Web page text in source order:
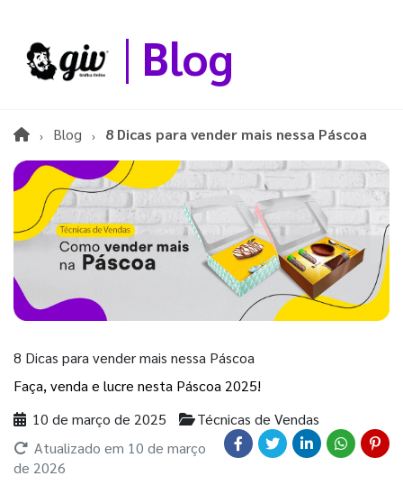
Blog
Blog 8 Dicas para vender mais nessa Páscoa
8 Dicas para vender mais nessa Páscoa
Faça, venda e lucre nesta Páscoa 2025!
10 de março de 2025
Técnicas de Vendas
Atualizado em 10 de março
de 2026